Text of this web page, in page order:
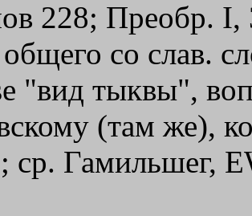
228; Преобр. I,
со слав.
"вид тыквы",
(там же),
ср. Гамильшег,